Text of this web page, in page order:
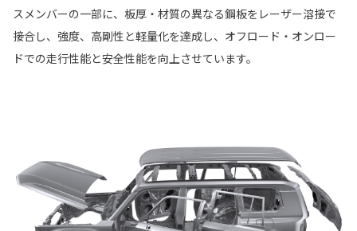
スメンバーの一部に、板厚・材質の異なる鋼板をレーザー溶接で
接合し、強度、高剛性と軽量化を達成し、オフロード・オンロー
ドでの走行性能と安全性能を向上させています。